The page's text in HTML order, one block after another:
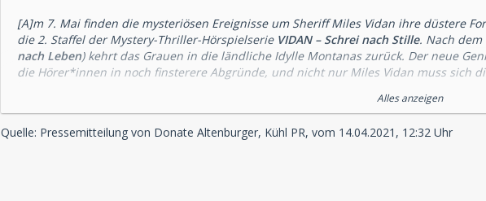
[A]m 7. Mai finden die mysteriösen Ereignisse um Sheriff Miles Vidan ihre düstere
die 2. Staffel der Mystery-Thriller-Hörspielserie VIDAN – Schrei nach Stille. Nach
nach Leben) kehrt das Grauen in die ländliche Idylle Montanas zurück. Der neue
die Hörer*innen in noch finsterere Abgründe, und nicht nur Miles Vidan muss sich
Sechzehn Monate sind vergangen, seit Miles Vidan der fremdartigen Substanz Black
Alles anzeigen
Quelle: Pressemitteilung von Donate Altenburger, Kühl PR, vom 14.04.2021, 12:32 Uhr